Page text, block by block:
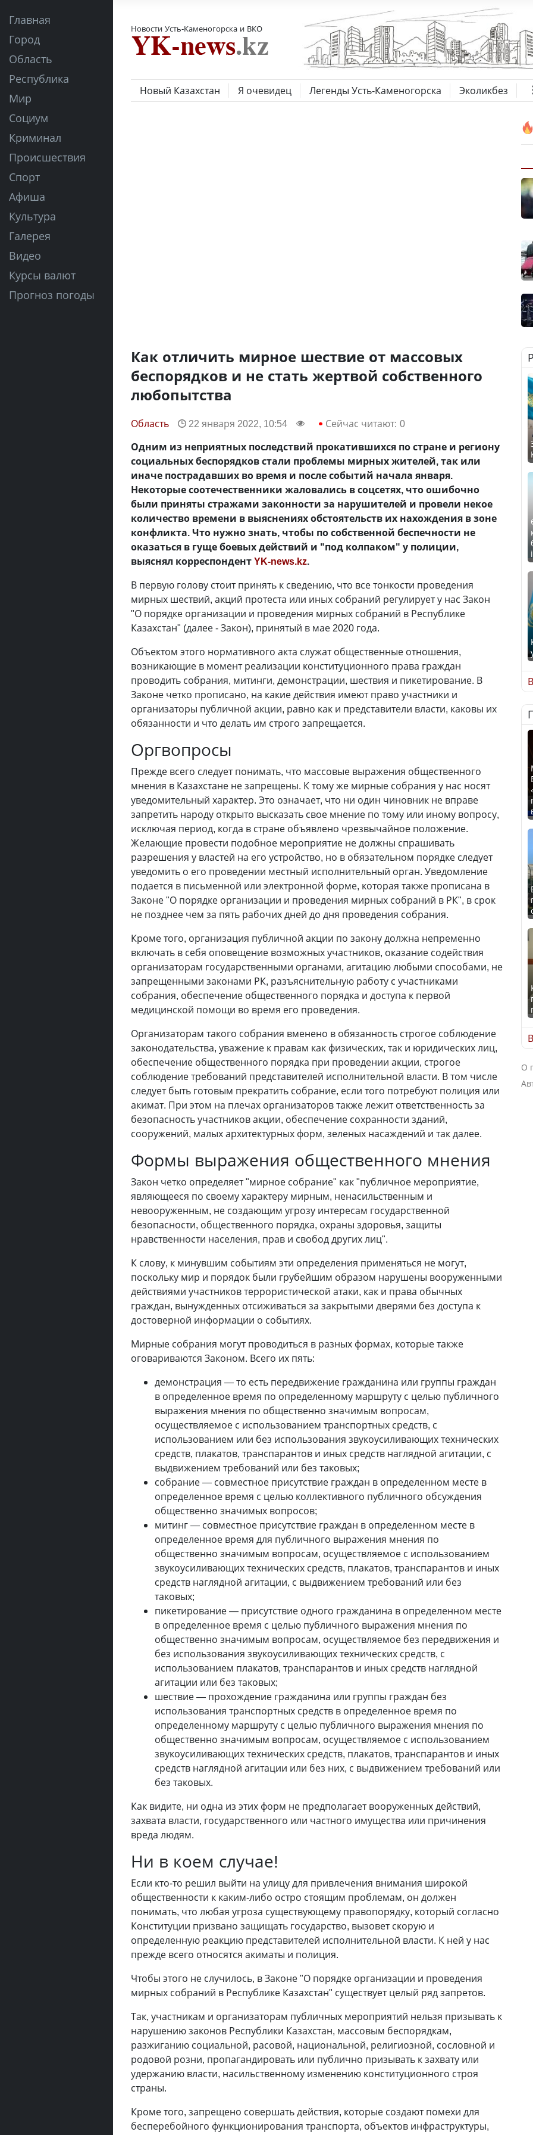
Главная
Город
Область
Республика
Мир
Социум
Криминал
Происшествия
Спорт
Афиша
Культура
Галерея
Видео
Курсы валют
Прогноз погоды
Новости Усть-Каменогорска и ВКО
Новый Казахстан Я очевидец Легенды Усть-Каменогорска Эколикбез
Как отличить мирное шествие от массовых
беспорядков и не стать жертвой собственного
любопытства
Область 22 января 2022, 10:54 Сейчас читают: 0
Одним из неприятных последствий прокатившихся по стране и региону
социальных беспорядков стали проблемы мирных жителей, так или
иначе пострадавших во время и после событий начала января.
Некоторые соотечественники жаловались в соцсетях, что ошибочно
были приняты стражами законности за нарушителей и провели некое
количество времени в выяснениях обстоятельств их нахождения в зоне
конфликта. Что нужно знать, чтобы по собственной беспечности не
оказаться в гуще боевых действий и "под колпаком" у полиции,
выяснял корреспондентYK-news.kz.
В первую голову стоит принять к сведению, что все тонкости проведения
мирных шествий, акций протеста или иных собраний регулирует у нас Закон
"О порядке организации и проведения мирных собраний в Республике
Казахстан" (далее - Закон), принятый в мае 2020 года.
Объектом этого нормативного акта служат общественные отношения,
возникающие в момент реализации конституционного права граждан
проводить собрания, митинги, демонстрации, шествия и пикетирование. В
Законе четко прописано, на какие действия имеют право участники и
организаторы публичной акции, равно как и представители власти, каковы их
обязанности и что делать им строго запрещается.
Оргвопросы
Прежде всего следует понимать, что массовые выражения общественного
мнения в Казахстане не запрещены. К тому же мирные собрания у нас носят
уведомительный характер. Это означает, что ни один чиновник не вправе
запретить народу открыто высказать свое мнение по тому или иному вопросу,
исключая период, когда в стране объявлено чрезвычайное положение.
Желающие провести подобное мероприятие не должны спрашивать
разрешения у властей на его устройство, но в обязательном порядке следует
уведомить о его проведении местный исполнительный орган. Уведомление
подается в письменной или электронной форме, которая также прописана в
Законе "О порядке организации и проведения мирных собраний в РК", в срок
не позднее чем за пять рабочих дней до дня проведения собрания.
Кроме того, организация публичной акции по закону должна непременно
включать в себя оповещение возможных участников, оказание содействия
организаторам государственными органами, агитацию любыми способами, не
запрещенными законами РК, разъяснительную работу с участниками
собрания, обеспечение общественного порядка и доступа к первой
медицинской помощи во время его проведения.
Организаторам такого собрания вменено в обязанность строгое соблюдение
законодательства, уважение к правам как физических, так и юридических лиц,
обеспечение общественного порядка при проведении акции, строгое
соблюдение требований представителей исполнительной власти. В том числе
следует быть готовым прекратить собрание, если того потребуют полиция или
акимат. При этом на плечах организаторов также лежит ответственность за
безопасность участников акции, обеспечение сохранности зданий,
сооружений, малых архитектурных форм, зеленых насаждений и так далее.
Формы выражения общественного мнения
Закон четко определяет "мирное собрание" как "публичное мероприятие,
являющееся по своему характеру мирным, ненасильственным и
невооруженным, не создающим угрозу интересам государственной
безопасности, общественного порядка, охраны здоровья, защиты
нравственности населения, прав и свобод других лиц".
К слову, к минувшим событиям эти определения применяться не могут,
поскольку мир и порядок были грубейшим образом нарушены вооруженными
действиями участников террористической атаки, как и права обычных
граждан, вынужденных отсиживаться за закрытыми дверями без доступа к
достоверной информации о событиях.
Мирные собрания могут проводиться в разных формах, которые также
оговариваются Законом. Всего их пять:
демонстрация — то есть передвижение гражданина или группы граждан
в определенное время по определенному маршруту с целью публичного
выражения мнения по общественно значимым вопросам,
осуществляемое с использованием транспортных средств, с
использованием или без использования звукоусиливающих технических
средств, плакатов, транспарантов и иных средств наглядной агитации, с
выдвижением требований или без таковых;
собрание — совместное присутствие граждан в определенном месте в
определенное время с целью коллективного публичного обсуждения
общественно значимых вопросов;
митинг — совместное присутствие граждан в определенном месте в
определенное время для публичного выражения мнения по
общественно значимым вопросам, осуществляемое с использованием
звуко­усиливающих технических средств, плакатов, транспарантов и иных
средств наглядной агитации, с вы­движением требований или без
таковых;
пикетирование — присутствие одного гражданина в определенном месте
в определенное время с целью публичного выражения мнения по
общественно значимым вопросам, осуществляемое без передвижения и
без использования звукоусиливающих технических средств, с
использованием плакатов, транспарантов и иных средств наглядной
агитации или без таковых;
шествие — прохождение гражданина или группы граждан без
использования транспортных средств в определенное время по
определенному маршруту с целью публичного выражения мнения по
общественно значимым вопросам, осуществляемое с использованием
звукоусиливающих технических средств, плакатов, транспарантов и иных
средств наглядной агитации или без них, с выдвижением требований или
без таковых.
Как видите, ни одна из этих форм не предполагает вооруженных действий,
захвата власти, государственного или частного имущества или причинения
вреда людям.
Ни в коем случае!
Если кто-то решил выйти на улицу для привлечения внимания широкой
общественности к каким-либо остро стоящим проблемам, он должен
понимать, что любая угроза существующему правопорядку, который согласно
Конституции призвано защищать государство, вызовет скорую и
определенную реакцию представителей исполнительной власти. К ней у нас
прежде всего относятся акиматы и полиция.
Чтобы этого не случилось, в Законе "О порядке организации и проведения
мирных собраний в Республике Казахстан" существует целый ряд запретов.
Так, участникам и организаторам публичных мероприятий нельзя призывать к
нарушению законов Республики Казахстан, массовым беспорядкам,
разжиганию социальной, расовой, национальной, религиозной, сословной и
родовой розни, пропагандировать или публично призывать к захвату или
удержанию власти, насильственному изменению конституционного строя
страны.
Кроме того, запрещено совершать действия, которые создают помехи для
бесперебойного функционирования транспорта, объектов инфраструктуры,
О